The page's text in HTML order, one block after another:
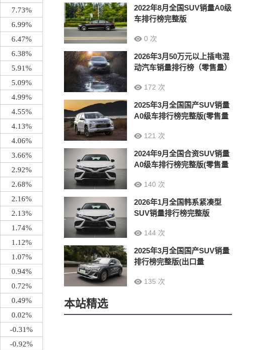
7.73%
6.99%
6.47%
6.38%
5.91%
5.09%
4.99%
4.55%
4.13%
4.06%
3.66%
2.92%
2.68%
2.16%
2.13%
1.74%
1.12%
1.07%
0.94%
0.72%
0.49%
0.02%
-0.31%
-0.92%
2022年8月全国SUV销量A0级
车排行榜完整版
0 次
2026年3月50万元以上插电混
动汽车销量排行榜（零售量）
172 次
2025年3月全国国产SUV销量
A0级车排行榜完整版(零售量
121 次
2024年9月全国合资SUV销量
A0级车排行榜完整版(零售量
140 次
2026年1月全国韩系紧凑型
SUV销量排行榜完整版
144 次
2025年3月全国国产SUV销量
排行榜完整版(出口量
135 次
本站精选